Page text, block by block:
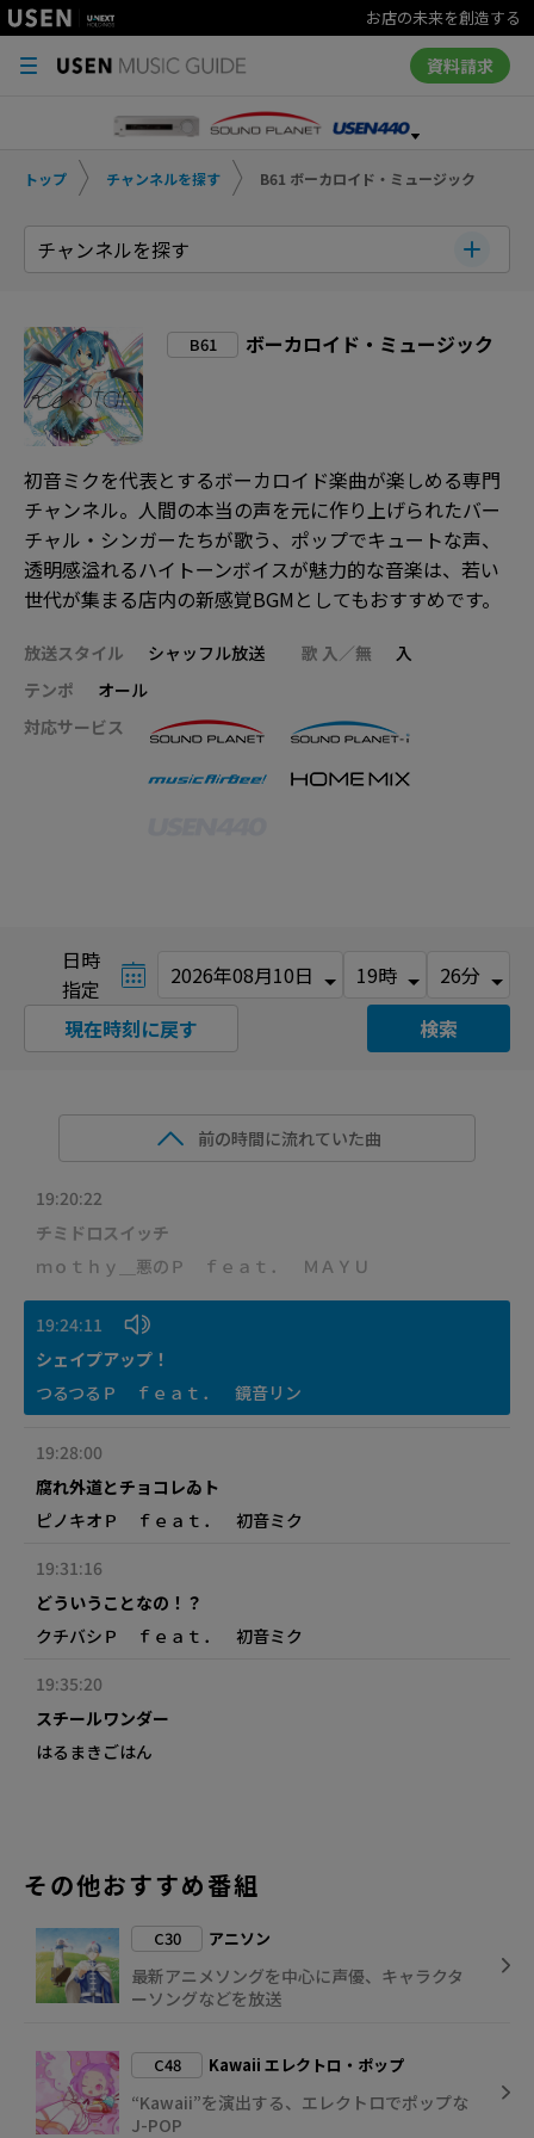
お店の未来を創造する
資料請求
トップ チャンネルを探す B61 ボーカロイド・ミュージック
チャンネルを探す
B61 ボーカロイド・ミュージック
初音ミクを代表とするボーカロイド楽曲が楽しめる専門
チャンネル。人間の本当の声を元に作り上げられたバー
チャル・シンガーたちが歌う、ポップでキュートな声、
透明感溢れるハイトーンボイスが魅力的な音楽は、若い
世代が集まる店内の新感覚BGMとしてもおすすめです。
放送スタイル シャッフル放送 歌 入／無
入
テンポ
オール
対応サービス
日時
指定
検索
現在時刻に戻す
前の時間に流れていた曲
19:20:22
チミドロスイッチ
ｍｏｔｈｙ＿悪のＰ ｆｅａｔ． ＭＡＹＵ
19:24:11
シェイプアップ！
つるつるＰ ｆｅａｔ． 鏡音リン
19:28:00
腐れ外道とチョコレゐト
ピノキオＰ ｆｅａｔ． 初音ミク
19:31:16
どういうことなの！？
クチバシＰ ｆｅａｔ． 初音ミク
19:35:20
スチールワンダー
はるまきごはん
その他おすすめ番組
C30 アニソン
最新アニメソングを中心に声優、キャラクタ
ーソングなどを放送
C48 Kawaii エレクトロ・ポップ
“Kawaii”を演出する、エレクトロでポップな
J-POP